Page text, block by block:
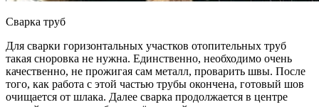
Сварка труб
Для сварки горизонтальных участков отопительных труб
такая сноровка не нужна. Единственно, необходимо очень
качественно, не прожигая сам металл, проварить швы. После
того, как работа с этой частью трубы окончена, готовый шов
очищается от шлака. Далее сварка продолжается в центре